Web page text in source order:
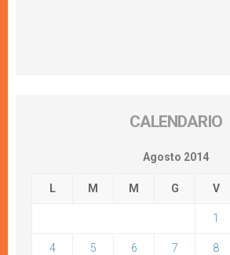
CALENDARIO
Agosto 2014
L M M G V
1
4 5 6 7 8